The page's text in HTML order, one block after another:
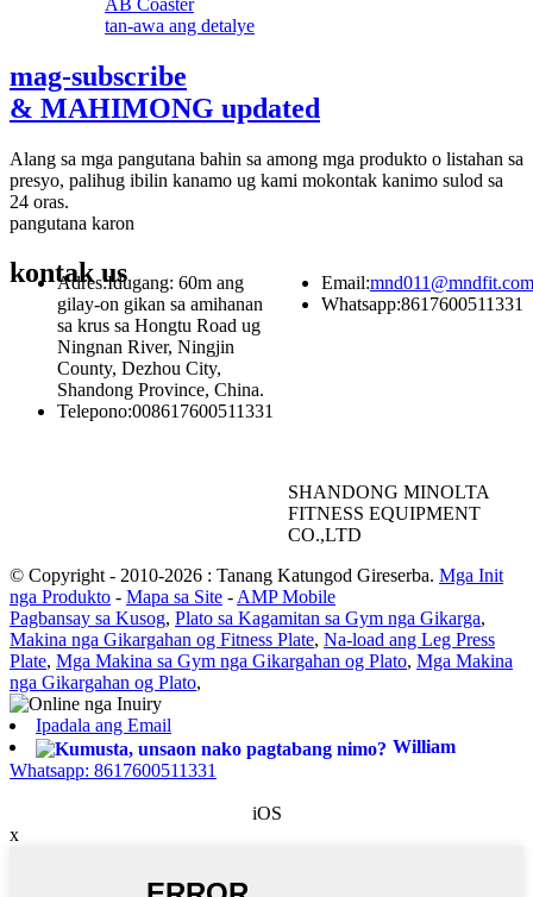
tan-awa ang detalye
mag-subscribe
& MAHIMONG updated
Alang sa mga pangutana bahin sa among mga produkto o listahan sa
presyo, palihug ibilin kanamo ug kami mokontak kanimo sulod sa
24 oras.
pangutana karon
kontakus
Adres:Idugang: 60m ang
gilay-on gikan sa amihanan
sa krus sa Hongtu Road ug
Ningnan River, Ningjin
County, Dezhou City,
Shandong Province, China.
Telepono:008617600511331
Email:mnd011@mndfit.com
Whatsapp:8617600511331
SHANDONG MINOLTA
FITNESS EQUIPMENT
CO.,LTD
© Copyright - 2010-2026 : Tanang Katungod Gireserba. Mga Init
nga Produkto - Mapa sa Site - AMP Mobile
Pagbansay sa Kusog, Plato sa Kagamitan sa Gym nga Gikarga,
Makina nga Gikargahan og Fitness Plate, Na-load ang Leg Press
Plate, Mga Makina sa Gym nga Gikargahan og Plato, Mga Makina
nga Gikargahan og Plato,
Ipadala ang Email
William
Whatsapp: 8617600511331
iOS
x